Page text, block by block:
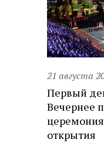
21 августа
Первый
Вечернее
открытия